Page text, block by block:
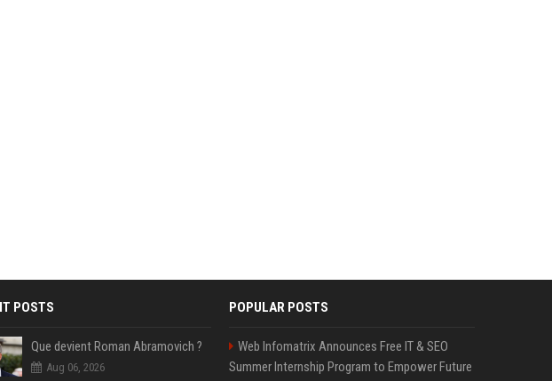
POSTS
Que devient Roman Abramovich ?
Aug 06, 2026
POPULAR POSTS
Web Infomatrix Announces Free IT & SEO
Summer Internship Program to Empower Future